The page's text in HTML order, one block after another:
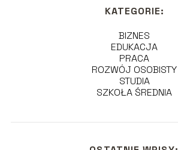
KATEGORIE:
BIZNES
EDUKACJA
PRACA
ROZWÓJ OSOBISTY
STUDIA
SZKOŁA ŚREDNIA